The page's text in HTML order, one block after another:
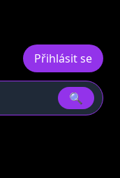
Přihlásit se
🔍